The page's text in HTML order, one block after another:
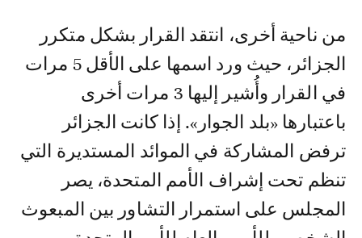
من ناحية أخرى، انتقد القرار بشكل متكرر
الجزائر، حيث ورد اسمها على الأقل 5 مرات
في القرار وأُشير إليها 3 مرات أخرى
باعتبارها «بلد الجوار». إذا كانت الجزائر
ترفض المشاركة في الموائد المستديرة التي
تنظم تحت إشراف الأمم المتحدة، يصر
المجلس على استمرار التشاور بين المبعوث